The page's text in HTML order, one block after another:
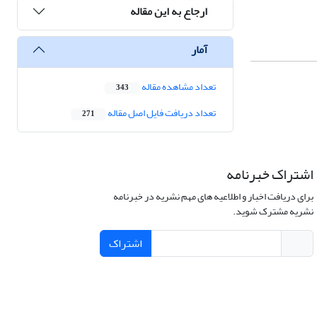
ارجاع به این مقاله
آمار
تعداد مشاهده مقاله 343
تعداد دریافت فایل اصل مقاله 271
اشتراک خبرنامه
برای دریافت اخبار و اطلاعیه های مهم نشریه در خبرنامه
نشریه مشترک شوید.
اشتراک